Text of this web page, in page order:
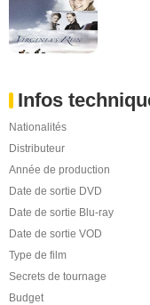
Infos
Nationalités
Distributeur
Année de production
Date de sortie DVD
Date de sortie Blu-ray
Date de sortie VOD
Type de film
Secrets de tournage
Budget